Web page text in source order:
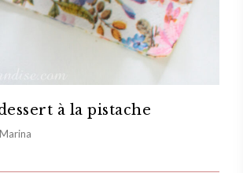
à la pistache
Marina